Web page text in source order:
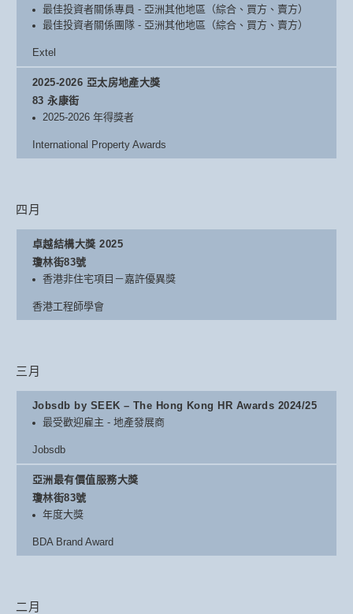
最佳投資者關係專員 - 亞洲其他地區（綜合、買方、賣方）
最佳投資者關係團隊 - 亞洲其他地區（綜合、買方、賣方）
Extel
2025-2026 亞太房地產大獎
83 永康街
2025-2026 年得獎者
International Property Awards
四月
卓越結構大獎 2025
瓊林街83號
香港非住宅項目－嘉許優異獎
香港工程師學會
三月
Jobsdb by SEEK – The Hong Kong HR Awards 2024/25
最受歡迎雇主 - 地產發展商
Jobsdb
亞洲最有價值服務大獎
瓊林街83號
年度大獎
BDA Brand Award
二月